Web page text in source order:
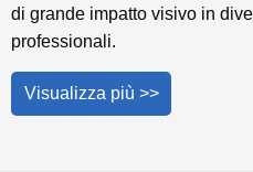
di grande impatto visivo in
professionali.
Visualizza più >>